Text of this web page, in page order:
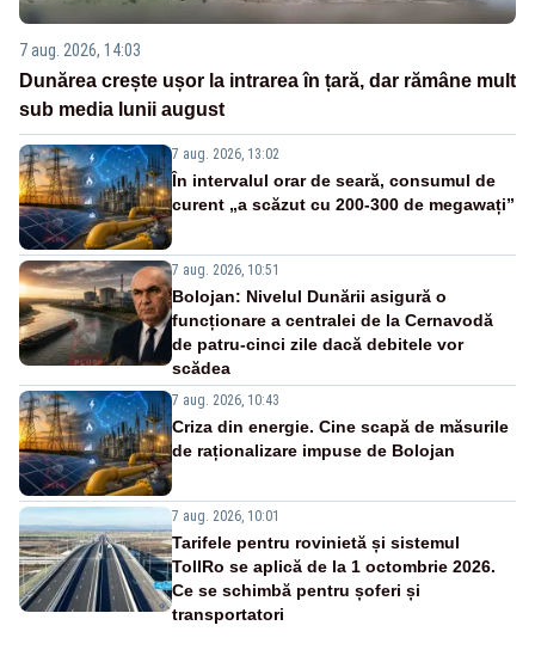
7 aug. 2026, 14:03
Dunărea crește ușor la intrarea în țară, dar rămâne mult
sub media lunii august
7 aug. 2026, 13:02
În intervalul orar de seară, consumul de
curent „a scăzut cu 200-300 de megawați”
7 aug. 2026, 10:51
Bolojan: Nivelul Dunării asigură o
funcționare a centralei de la Cernavodă
de patru-cinci zile dacă debitele vor
scădea
7 aug. 2026, 10:43
Criza din energie. Cine scapă de măsurile
de raționalizare impuse de Bolojan
7 aug. 2026, 10:01
Tarifele pentru rovinietă și sistemul
TollRo se aplică de la 1 octombrie 2026.
Ce se schimbă pentru șoferi și
transportatori